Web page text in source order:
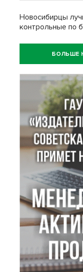
Новосибирцы
контрольные по
БОЛЬШЕ